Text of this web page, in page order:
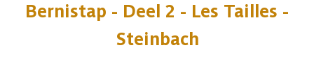
Bernistap - Deel 2 - Les Tailles -
Steinbach